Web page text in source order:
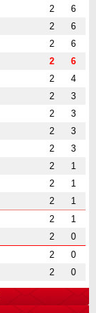
2
6
2
6
2
6
2
6
2
4
2
3
2
3
2
3
2
3
2
1
2
1
2
1
2
1
2
0
2
0
2 0